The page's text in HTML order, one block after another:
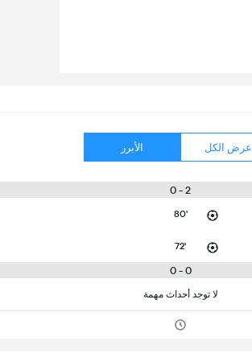
عرض الكل الأبرز
2 - 0
80'
72'
0 - 0
لا توجد أحداث مهمة